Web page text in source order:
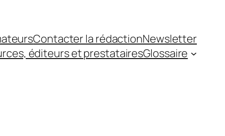
Contacter la rédactionNewsletter
éditeurs et prestatairesGlossaire